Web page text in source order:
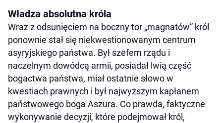
Władza absolutna króla
Wraz z odsunięciem na boczny tor „magnatów” król
ponownie stał się niekwestionowanym centrum
asyryjskiego państwa. Był szefem rządu i
naczelnym dowódcą armii, posiadał lwią część
bogactwa państwa, miał ostatnie słowo w
kwestiach prawnych i był najwyższym kapłanem
państwowego boga Aszura. Co prawda, faktyczne
wykonywanie decyzji, które podejmował król,